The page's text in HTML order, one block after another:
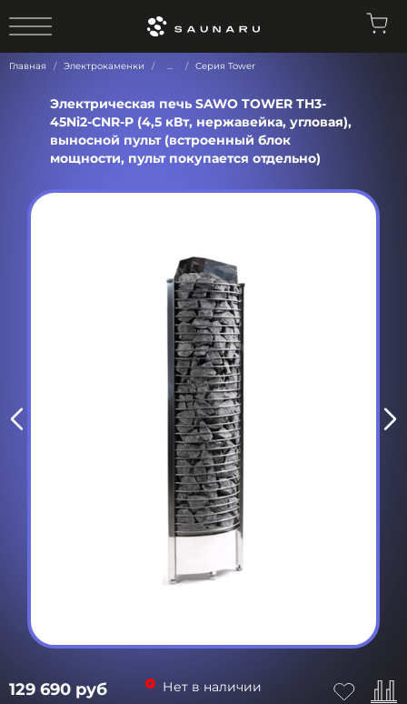
Главная Электрокаменки ... Серия Tower
Электрическая печь SAWO TOWER TH3-
45Ni2-CNR-P (4,5 кВт, нержавейка, угловая),
выносной пульт (встроенный блок
мощности, пульт покупается отдельно)
129 690 руб Нет в наличии